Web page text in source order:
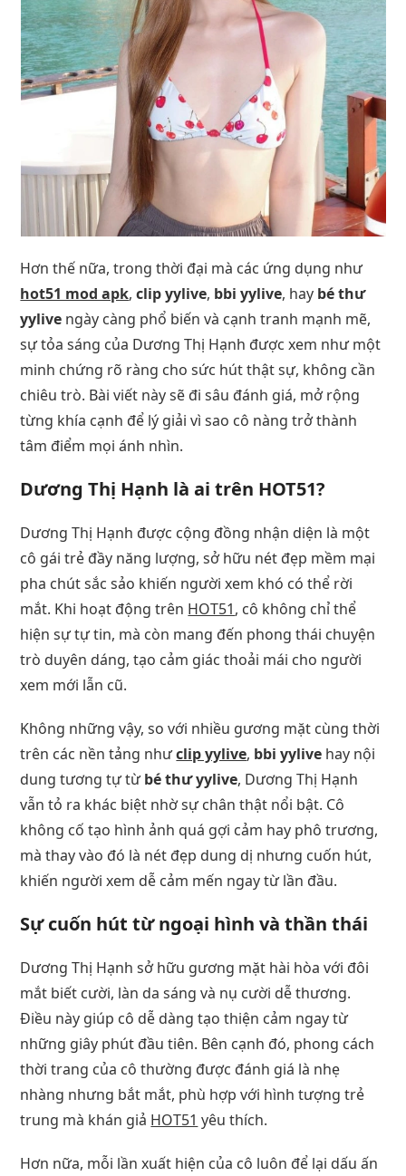
Hơn thế nữa, trong thời đại mà các ứng dụng như
hot51 mod apk,clip yylive, bbi yylive, hay bé thư
yylive ngày càng phổ biến và cạnh tranh mạnh mẽ,
sự tỏa sáng của Dương Thị Hạnh được xem như một
minh chứng rõ ràng cho sức hút thật sự, không cần
chiêu trò. Bài viết này sẽ đi sâu đánh giá, mở rộng
từng khía cạnh để lý giải vì sao cô nàng trở thành
tâm điểm mọi ánh nhìn.
Dương Thị Hạnh là ai trên HOT51?
Dương Thị Hạnh được cộng đồng nhận diện là một
cô gái trẻ đầy năng lượng, sở hữu nét đẹp mềm mại
pha chút sắc sảo khiến người xem khó có thể rời
mắt. Khi hoạt động trên HOT51, cô không chỉ thể
hiện sự tự tin, mà còn mang đến phong thái chuyện
trò duyên dáng, tạo cảm giác thoải mái cho người
xem mới lẫn cũ.
Không những vậy, so với nhiều gương mặt cùng thời
trên các nền tảng nhưclip yylive, bbi yylive hay nội
dung tương tự từbé thư yylive, Dương Thị Hạnh
vẫn tỏ ra khác biệt nhờ sự chân thật nổi bật. Cô
không cố tạo hình ảnh quá gợi cảm hay phô trương,
mà thay vào đó là nét đẹp dung dị nhưng cuốn hút,
khiến người xem dễ cảm mến ngay từ lần đầu.
Sự cuốn hút từ ngoại hình và thần thái
Dương Thị Hạnh sở hữu gương mặt hài hòa với đôi
mắt biết cười, làn da sáng và nụ cười dễ thương.
Điều này giúp cô dễ dàng tạo thiện cảm ngay từ
những giây phút đầu tiên. Bên cạnh đó, phong cách
thời trang của cô thường được đánh giá là nhẹ
nhàng nhưng bắt mắt, phù hợp với hình tượng trẻ
trung mà khán giả HOT51 yêu thích.
Hơn nữa, mỗi lần xuất hiện của cô luôn để lại dấu ấn